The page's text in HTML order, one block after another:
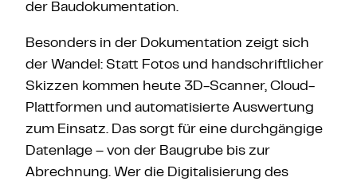
der Baudokumentation.
Besonders in der Dokumentation zeigt sich
der Wandel: Statt Fotos und handschriftlicher
Skizzen kommen heute 3D-Scanner, Cloud-
Plattformen und automatisierte Auswertung
zum Einsatz. Das sorgt für eine durchgängige
Datenlage – von der Baugrube bis zur
Abrechnung. Wer die Digitalisierung des